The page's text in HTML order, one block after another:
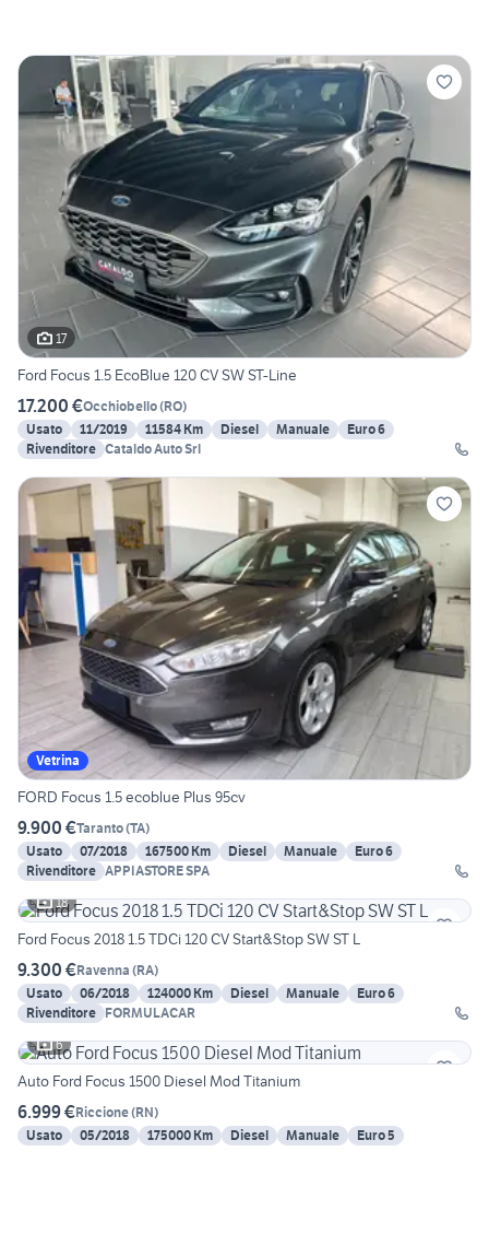
17
Ford Focus 1.5 EcoBlue 120 CV SW ST-Line
17.200 €Occhiobello(RO)
Usato
11/2019 11584 Km Diesel Manuale
Euro 6
Rivenditore Cataldo Auto Srl
Vetrina
FORD Focus 1.5 ecoblue Plus 95cv
9.900 €Taranto(TA)
Usato
07/2018 167500 Km Diesel Manuale
Euro 6
Rivenditore APPIASTORE SPA
18
Ford Focus 2018 1.5 TDCi 120 CV Start&Stop SW ST L
9.300 €Ravenna (RA)
Usato
06/2018 124000 Km Diesel Manuale
Euro 6
Rivenditore FORMULACAR
6
Auto Ford Focus 1500 Diesel Mod Titanium
6.999 €Riccione(RN)
Usato
05/2018 175000 Km Diesel Manuale Euro 5